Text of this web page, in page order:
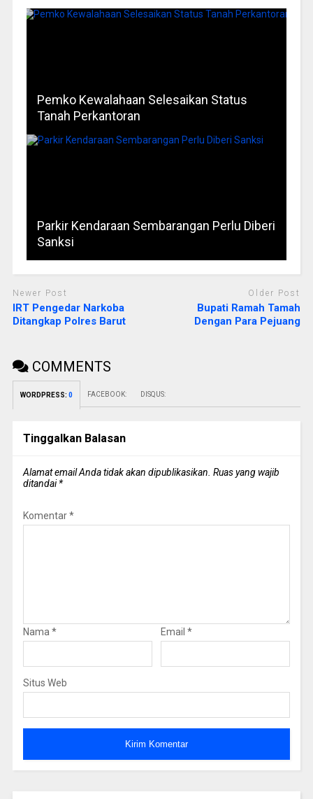
Pemko Kewalahaan Selesaikan Status
Tanah Perkantoran
Parkir Kendaraan Sembarangan Perlu Diberi
Sanksi
Newer Post
IRT Pengedar Narkoba
Ditangkap Polres Barut
Older Post
Bupati Ramah Tamah
Dengan Para Pejuang
COMMENTS
WORDPRESS: 0 FACEBOOK: DISQUS:
Tinggalkan Balasan
Alamat email Anda tidak akan dipublikasikan. Ruas yang wajib
ditandai*
Komentar*
Nama * Email *
Situs Web